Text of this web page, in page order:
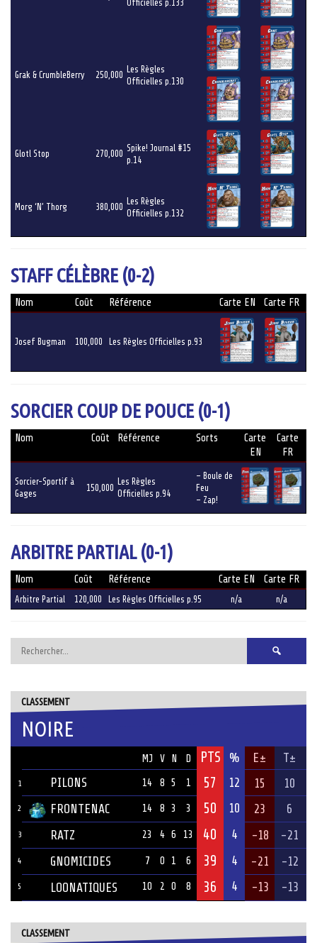
Officielles p.133
Grak & CrumbleBerry 250,000
Les Règles
Officielles p.130
Glotl Stop 270,000
Spike! Journal #15
p.14
Morg ‘N’ Thorg 380,000
Les Règles
Officielles p.132
STAFF CÉLÈBRE (0-2)
Nom Coût Référence Carte EN Carte FR
Josef Bugman 100,000 Les Règles Officielles p.93
SORCIER COUP DE POUCE (0-1)
Nom Coût Référence Sorts
Carte
EN
Carte
FR
Sorcier-Sportif à
Gages
150,000
Les Règles
Officielles p.94
– Boule de
Feu
– Zap!
ARBITRE PARTIAL (0-1)
Nom Coût Référence Carte EN Carte FR
Arbitre Partial 120,000 Les Règles Officielles p.95 n/a n/a
Rechercher :
CLASSEMENT
NOIRE
MJ V N D PTS % E± T±
1 PILONS 14 8 5 1 57 12 15 10
2 FRONTENAC 14 8 3 3 50 10 23 6
3 RATZ 23 4 6 13 40 4 -18 -21
4 GNOMICIDES 7 0 1 6 39 4 -21 -12
5 LOONATIQUES 10 2 0 8 36 4 -13 -13
CLASSEMENT